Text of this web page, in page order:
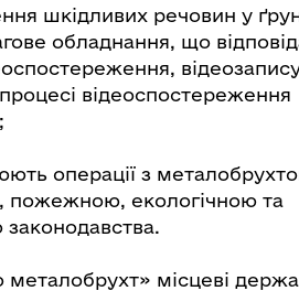
шкідливих речовин у
обладнання, що
відеоспостереження
операції з
пожежною, екологічною та
законодавства.
місцеві